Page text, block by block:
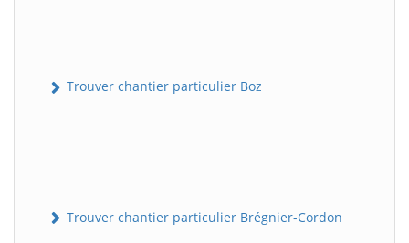
Trouver chantier particulier Boz
Trouver chantier particulier Brégnier-Cordon